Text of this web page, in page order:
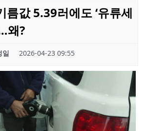
름값 5.39러에도 ‘유류세
왜?
일 2026-04-23 09:55